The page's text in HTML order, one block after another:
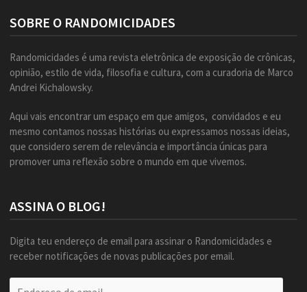
SOBRE O RANDOMICIDADES
Randomicidades é uma revista eletrônica de exposição de crônicas,
opinião, estilo de vida, filosofia e cultura, com a curadoria de Marco
Andrei Kichalowsky.
Aqui vais encontrar um espaço em que amigos, convidados e eu
mesmo contamos nossas histórias ou expressamos nossas ideias,
que considero serem de relevância e importância únicas para
promover uma reflexão sobre o mundo em que vivemos.
ASSINA O BLOG!
Digita teu endereço de email para assinar o Randomicidades e
receber notificações de novas publicações por email.